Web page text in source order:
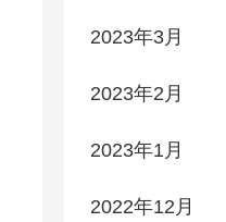
2023年3月
2023年2月
2023年1月
2022年12月